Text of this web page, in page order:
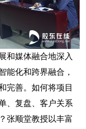
媒体融合地深入
能化和跨界融合，
完善。如何将项目
、复盘、客户关系
张顺堂教授以丰富